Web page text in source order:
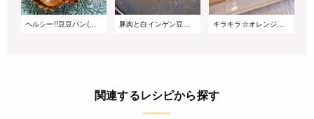
ヘルシー!!豆豆パン(ねじねじロール) 豚肉と白インゲン豆のカスレ風煮込み キラキラ☆オレンジのカップケーキ
関連するレシピから探す